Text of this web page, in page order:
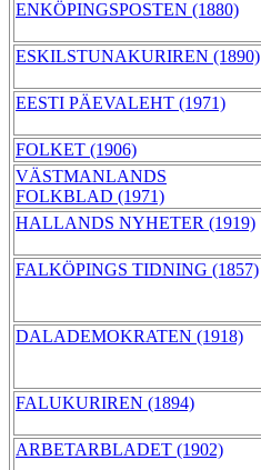
ENKÖPINGSPOSTEN (1880)
ESKILSTUNAKURIREN (1890)
EESTI PÄEVALEHT (1971)
FOLKET (1906)
VÄSTMANLANDS
FOLKBLAD (1971)
HALLANDS NYHETER (1919)
FALKÖPINGS TIDNING (1857)
DALADEMOKRATEN (1918)
FALUKURIREN (1894)
ARBETARBLADET (1902)